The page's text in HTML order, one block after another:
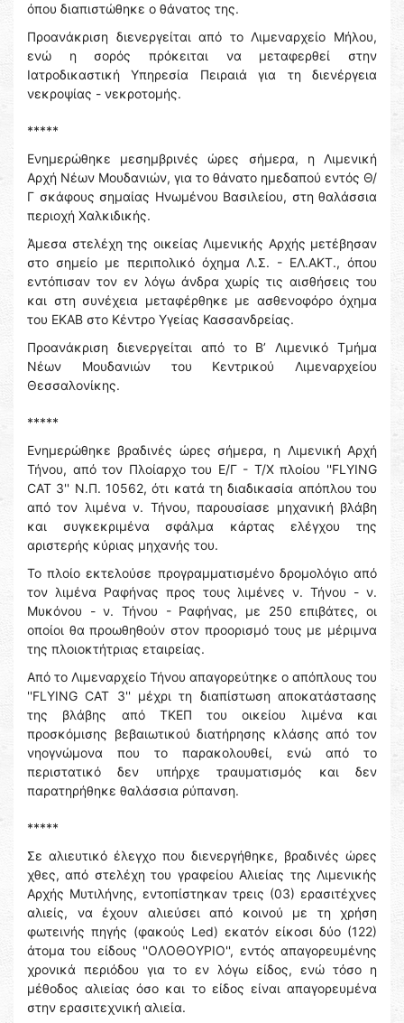
όπου διαπιστώθηκε ο θάνατος της.
Προανάκριση διενεργείται από το Λιμεναρχείο Μήλου,
ενώ η σορός πρόκειται να μεταφερθεί στην
Ιατροδικαστική Υπηρεσία Πειραιά για τη διενέργεια
νεκροψίας - νεκροτομής.
*****
Ενημερώθηκε μεσημβρινές ώρες σήμερα, η Λιμενική
Αρχή Νέων Μουδανιών, για το θάνατο ημεδαπού εντός Θ/
Γ σκάφους σημαίας Ηνωμένου Βασιλείου, στη θαλάσσια
περιοχή Χαλκιδικής.
Άμεσα στελέχη της οικείας Λιμενικής Αρχής μετέβησαν
στο σημείο με περιπολικό όχημα Λ.Σ. - ΕΛ.ΑΚΤ., όπου
εντόπισαν τον εν λόγω άνδρα χωρίς τις αισθήσεις του
και στη συνέχεια μεταφέρθηκε με ασθενοφόρο όχημα
του ΕΚΑΒ στο Κέντρο Υγείας Κασσανδρείας.
Προανάκριση διενεργείται από το Β’ Λιμενικό Τμήμα
Νέων Μουδανιών του Κεντρικού Λιμεναρχείου
Θεσσαλονίκης.
*****
Ενημερώθηκε βραδινές ώρες σήμερα, η Λιμενική Αρχή
Τήνου, από τον Πλοίαρχο του Ε/Γ - Τ/Χ πλοίου ''FLYING
CAT 3'' Ν.Π. 10562, ότι κατά τη διαδικασία απόπλου του
από τον λιμένα ν. Τήνου, παρουσίασε μηχανική βλάβη
και συγκεκριμένα σφάλμα κάρτας ελέγχου της
αριστερής κύριας μηχανής του.
Το πλοίο εκτελούσε προγραμματισμένο δρομολόγιο από
τον λιμένα Ραφήνας προς τους λιμένες ν. Τήνου - ν.
Μυκόνου - ν. Τήνου - Ραφήνας, με 250 επιβάτες, οι
οποίοι θα προωθηθούν στον προορισμό τους με μέριμνα
της πλοιοκτήτριας εταιρείας.
Από το Λιμεναρχείο Τήνου απαγορεύτηκε ο απόπλους του
''FLYING CAT 3'' μέχρι τη διαπίστωση αποκατάστασης
της βλάβης από ΤΚΕΠ του οικείου λιμένα και
προσκόμισης βεβαιωτικού διατήρησης κλάσης από τον
νηογνώμονα που το παρακολουθεί, ενώ από το
περιστατικό δεν υπήρχε τραυματισμός και δεν
παρατηρήθηκε θαλάσσια ρύπανση.
*****
Σε αλιευτικό έλεγχο που διενεργήθηκε, βραδινές ώρες
χθες, από στελέχη του γραφείου Αλιείας της Λιμενικής
Αρχής Μυτιλήνης, εντοπίστηκαν τρεις (03) ερασιτέχνες
αλιείς, να έχουν αλιεύσει από κοινού με τη χρήση
φωτεινής πηγής (φακούς Led) εκατόν είκοσι δύο (122)
άτομα του είδους ''ΟΛΟΘΟΥΡΙΟ'', εντός απαγορευμένης
χρονικά περιόδου για το εν λόγω είδος, ενώ τόσο η
μέθοδος αλιείας όσο και το είδος είναι απαγορευμένα
στην ερασιτεχνική αλιεία.